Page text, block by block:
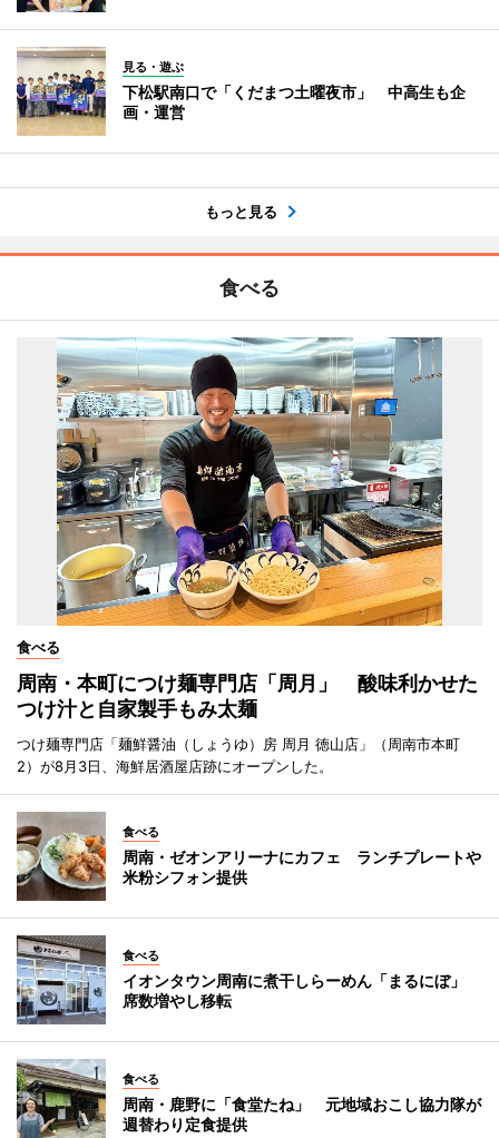
見る・遊ぶ
下松駅南口で「くだまつ土曜夜市」 中高生も企
画・運営
もっと見る
食べる
食べる
周南・本町につけ麺専門店「周月」 酸味利かせた
つけ汁と自家製手もみ太麺
つけ麺専門店「麺鮮醤油（しょうゆ）房 周月 徳山店」（周南市本町
2）が8月3日、海鮮居酒屋店跡にオープンした。
食べる
周南・ゼオンアリーナにカフェ ランチプレートや
米粉シフォン提供
食べる
イオンタウン周南に煮干しらーめん「まるにぼ」
席数増やし移転
食べる
周南・鹿野に「食堂たね」 元地域おこし協力隊が
週替わり定食提供